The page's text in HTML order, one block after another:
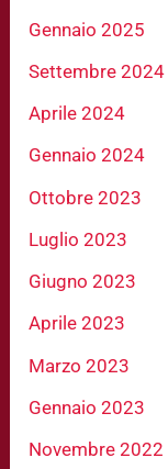
Gennaio 2025
Settembre 2024
Aprile 2024
Gennaio 2024
Ottobre 2023
Luglio 2023
Giugno 2023
Aprile 2023
Marzo 2023
Gennaio 2023
Novembre 2022